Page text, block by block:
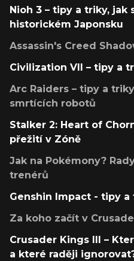
Nioh 3 – tipy a triky,
historickém Japonsku
Assassin's Creed
Civilization VII – tipy a
Arc Raiders – tipy a
smrtících robotů
Stalker 2: Heart of
přežití v Zóně
Jak na Pokémony?
trenérů
Genshin Impact - tipy a
Za koho začít v
Crusader Kings III –
a které raději